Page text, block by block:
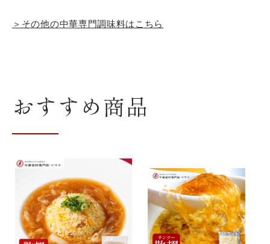
加
＞その他の中華専門調味料はこちら
おすすめ商品